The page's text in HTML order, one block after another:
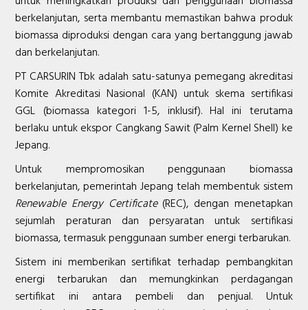
berkelanjutan, serta membantu memastikan bahwa produk
biomassa diproduksi dengan cara yang bertanggung jawab
dan berkelanjutan.
PT CARSURIN Tbk adalah satu-satunya pemegang akreditasi
Komite Akreditasi Nasional (KAN) untuk skema sertifikasi
GGL (biomassa kategori 1-5, inklusif). Hal ini terutama
berlaku untuk ekspor Cangkang Sawit (Palm Kernel Shell) ke
Jepang.
Untuk mempromosikan penggunaan biomassa
berkelanjutan, pemerintah Jepang telah membentuk sistem
Renewable Energy Certificate(REC), dengan menetapkan
sejumlah peraturan dan persyaratan untuk sertifikasi
biomassa, termasuk penggunaan sumber energi terbarukan.
Sistem ini memberikan sertifikat terhadap pembangkitan
energi terbarukan dan memungkinkan perdagangan
sertifikat ini antara pembeli dan penjual. Untuk